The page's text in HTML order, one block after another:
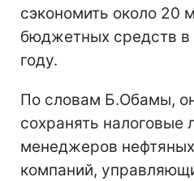
сэкономить около 20
бюджетных средств
году.
По словам Б.Обамы,
сохранять налоговые
менеджеров
компаний,